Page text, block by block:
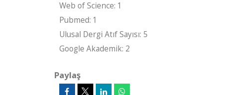
Web of Science: 1
Pubmed: 1
Ulusal Dergi Atıf Sayısı: 5
Google Akademik: 2
Paylaş